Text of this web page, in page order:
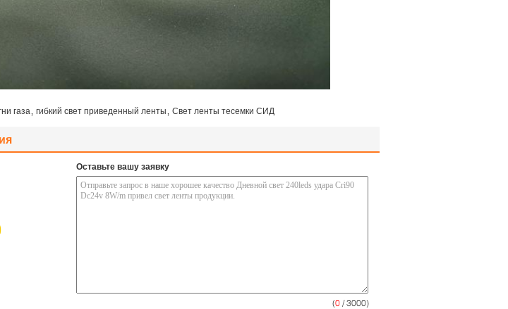
газа гибкий свет приведенный ленты Свет ленты тесемки СИД
Оставьте вашу заявку
(0 / 3000)